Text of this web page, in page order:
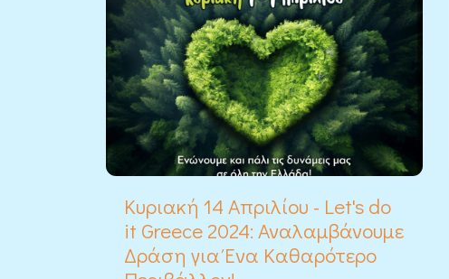
Κυριακή 14 Απριλίου - Let's do
it Greece 2024: Αναλαμβάνουμε
Δράση για Ένα Καθαρότερο